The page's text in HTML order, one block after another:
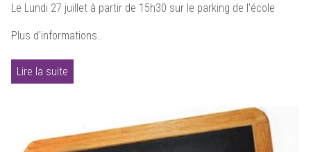
Le Lundi 27 juillet à partir de 15h30 sur le parking de l'école
Plus d'informations..
Lire la suite